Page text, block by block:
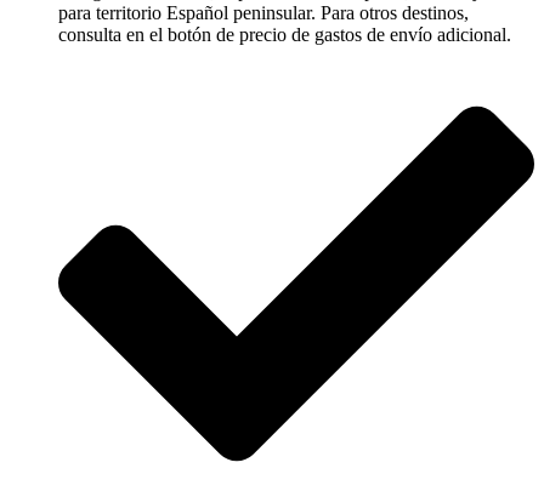
para territorio Español peninsular. Para otros destinos,
consulta en el botón de precio de gastos de envío adicional.